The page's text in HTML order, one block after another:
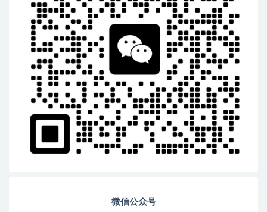
微信公众号